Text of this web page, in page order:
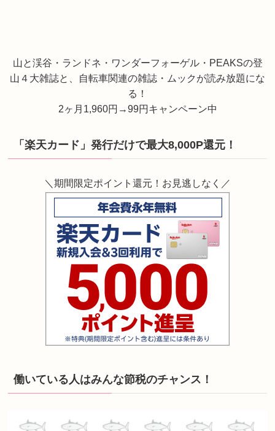
山と渓谷・ランドネ・ワンダーフォーゲル・PEAKSの登
山４大雑誌と、自転車関連の雑誌・ムックが読み放題にな
る！
2ヶ月1,960円→99円キャンペーン中
「楽天カード」発行だけで最大8,000P還元！
＼期間限定ポイント還元！お見逃しなく／
働いている人はみんな節税のチャンス！